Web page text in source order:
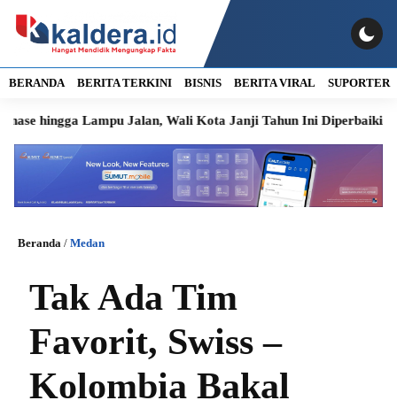
BERANDA BERITA TERKINI BISNIS BERITA VIRAL SUPORTER
Lampu Jalan, Wali Kota Janji Tahun Ini Diperbaiki
Beranda / Medan
Tak Ada Tim
Favorit, Swiss –
Kolombia Bakal